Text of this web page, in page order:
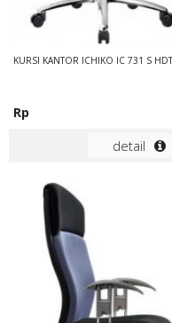
KURSI KANTOR ICHIKO IC 731 S HDT
Rp
detail